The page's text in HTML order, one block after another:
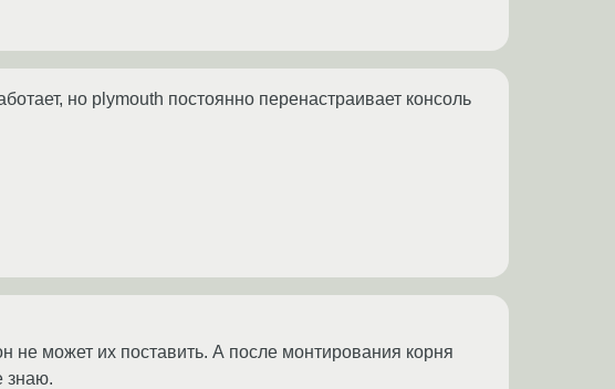
но plymouth постоянно перенастраивает консоль
не может их поставить. А после монтирования корня
знаю.